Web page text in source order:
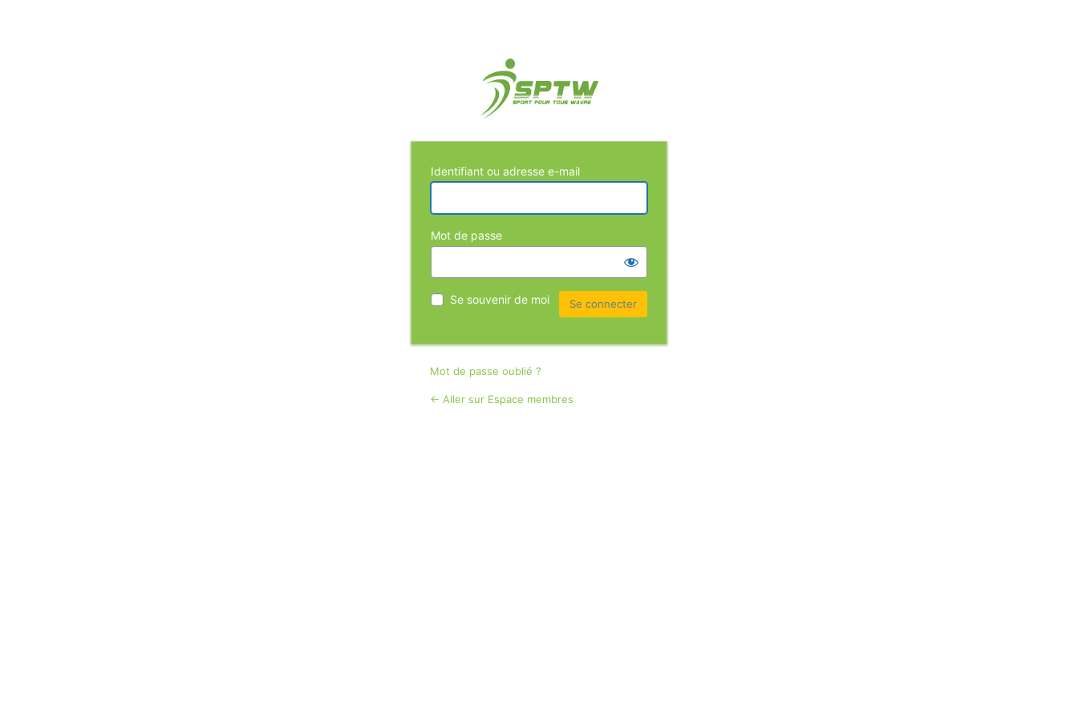
Identifiant ou adresse e-mail
Mot de passe
Se souvenir de moi
Mot de passe oublié ?
← Aller sur Espace membres